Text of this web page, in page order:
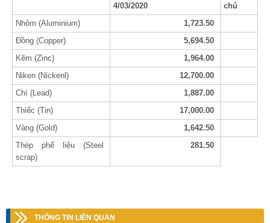
4/03/2020
chú
Nhôm (Aluminium)
1,723.50
Đồng (Copper)
5,694.50
Kẽm (Zinc)
1,964.00
Niken (Nickenl)
12,700.00
Chì (Lead)
1,887.00
Thiếc (Tin)
17,000.00
Vàng (Gold)
1,642.50
Thép phế liệu (Steel
scrap)
281.50
THÔNG TIN LIÊN QUAN